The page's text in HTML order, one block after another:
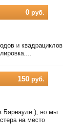
0 руб.
и квадрациклов
150 руб.
Барнауле ), но мы
на место